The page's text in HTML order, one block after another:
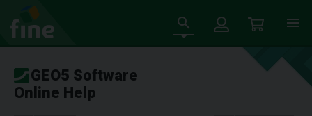
GEO5 Software
Online Help